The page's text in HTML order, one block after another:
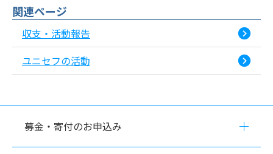
関連ページ
収支・活動報告
ユニセフの活動
募金・寄付のお申込み